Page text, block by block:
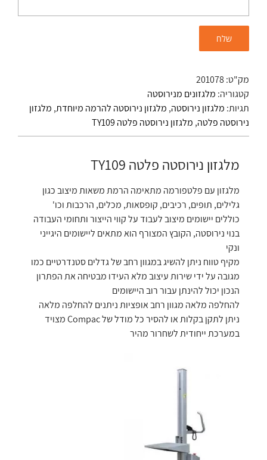
מק"ט:201078
קטגוריה: מלגזונים מנירוסטה
תגיות: מלגזון נירוסטה, מלגזון נירוסטה להרמה מיוחדת, מלגזון
נירוסטה פלטה, מלגזון נירוסטה פלטה TY109
מלגזון נירוסטה פלטה TY109
מלגזון עם פלטפורמה מתאימה הרמת משאות מיצוב כגון
גלילים, תופים, רכיבים, קופסאות, מכלים, הרכבות וכו'
כוללים יישומים מיצוב לעבוד על קווי הייצור ותחומי העבודה
בנוי נירוסטה, הקובץ המצורף הוא מתאים ליישומים היגייני
ונקי
מקיף טווח ניתן להשיג במגוון רחב של גדלים סטנדרטיים כמו
מגובה על ידי שירות עיצוב מלא העידו מבטיחה את הפתרון
הנכון יכול להינתן עבור רוב היישומים
להחלפה מלאה מגוון רחב אופציות ניתנים להחלפה מלאה
ניתן לתקן בקלות או להסיר כל מודל של Compac מצויד
במערכת ייחודית לשחרור מהיר